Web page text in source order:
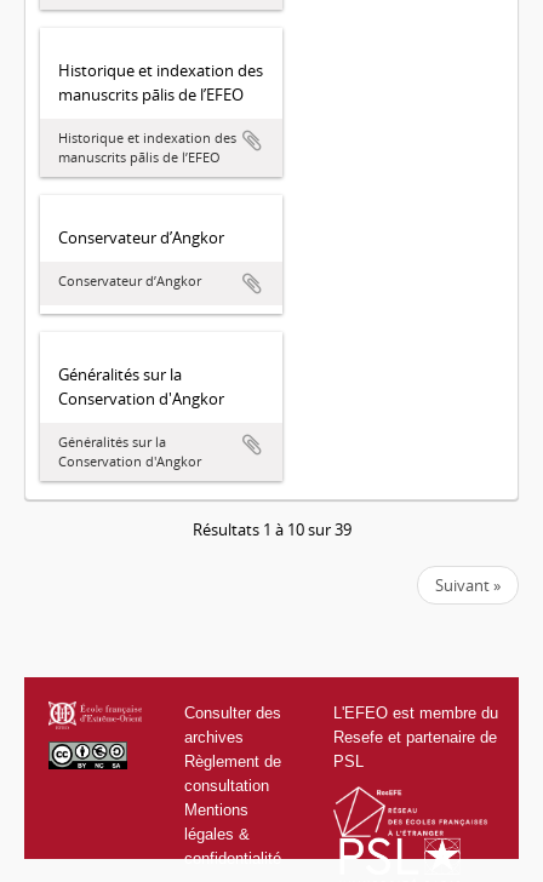
Historique et indexation des
manuscrits pālis de l’EFEO
Historique et indexation des
manuscrits pālis de l’EFEO
Conservateur d’Angkor
Conservateur d’Angkor
Généralités sur la
Conservation d'Angkor
Généralités sur la
Conservation d'Angkor
Résultats 1 à 10 sur 39
Suivant »
Consulter des
archives
Règlement de
consultation
Mentions
légales &
confidentialité
L'EFEO est membre du
Resefe et partenaire de
PSL